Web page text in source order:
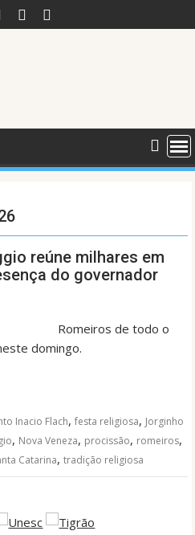
reúne milhares em
do governador
Romeiros de todo o
domingo.
Inacio Flach,festa religiosa, Jorginho
, Nova Veneza, procissão, romeiros,
Catarina,tradição religiosa